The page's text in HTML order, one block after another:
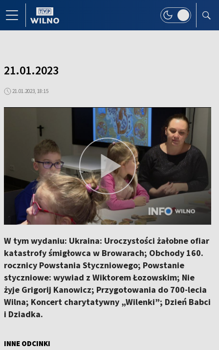
21.01.2023
21.01.2023, 18:15
W tym wydaniu: Ukraina: Uroczystości żałobne ofiar
katastrofy śmigłowca w Browarach; Obchody 160.
rocznicy Powstania Styczniowego; Powstanie
styczniowe: wywiad z Wiktorem Łozowskim; Nie
żyje Grigorij Kanowicz; Przygotowania do 700-lecia
Wilna; Koncert charytatywny „Wilenki”; Dzień Babci
i Dziadka.
INNE ODCINKI